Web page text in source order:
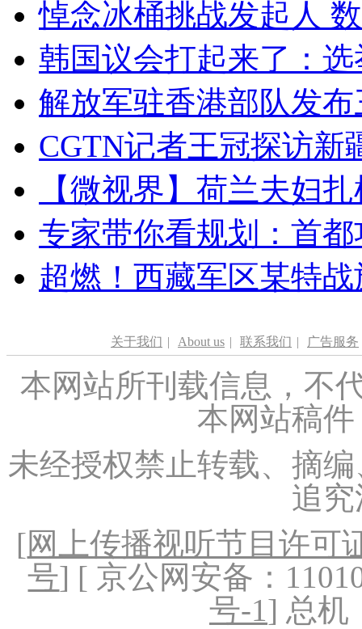
悼念冰桶挑战发起人
韩国议会打起来了：
解放军驻香港部队发
CGTN记者王冠探访新
【微视界】荷兰夫妇
专家带你看规划：首
超燃！西藏军区某特
关于我们 | About us | 联系我们 | 广告服务
本网站所刊载信息，不
本网站稿
未经授权禁止转载、摘
追
[网上传播视听节目许可
号] [ 京公网安备：
号-1] 总机